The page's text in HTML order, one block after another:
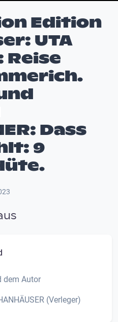
Edition
UTA
Reise
Dass
9
dem Autor
(Verleger)